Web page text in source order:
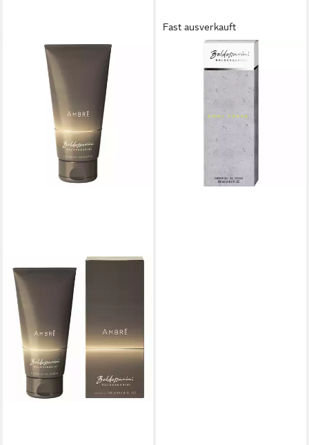
Fast ausverkauft
Duschgel Cool Force, 1-tlg.,
200 ml Duschgel
(54,25 €/ 1 l)
lieferbar in 3 Wochen